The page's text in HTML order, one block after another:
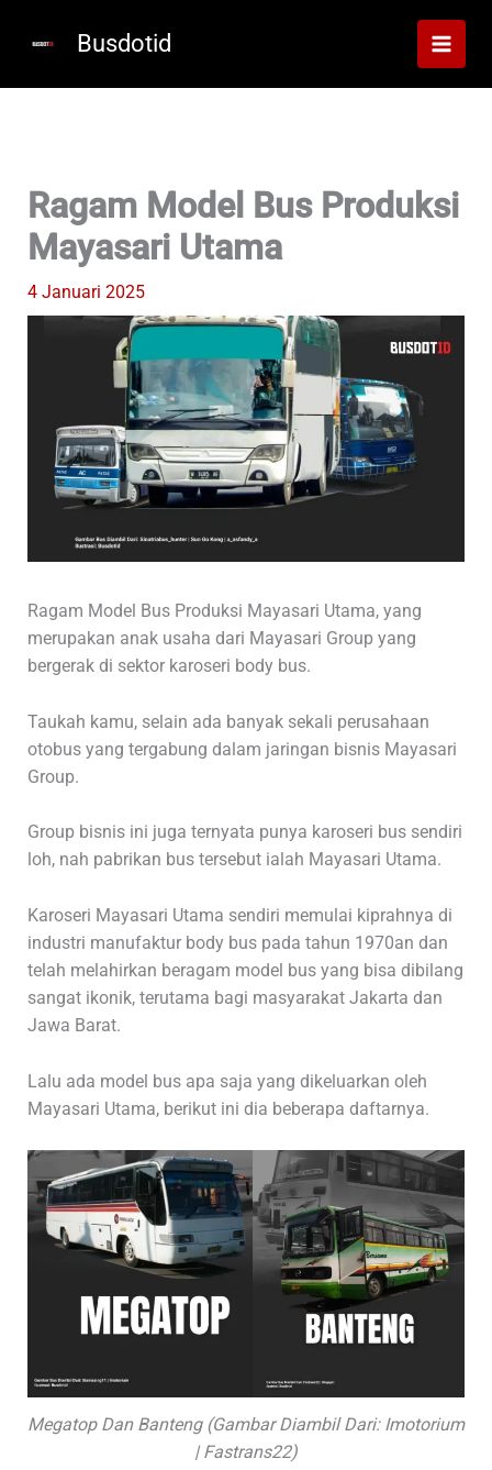
Busdotid
Ragam Model Bus Produksi
Mayasari Utama
4 Januari 2025
Ragam Model Bus Produksi Mayasari Utama, yang
merupakan anak usaha dari Mayasari Group yang
bergerak di sektor karoseri body bus.
Taukah kamu, selain ada banyak sekali perusahaan
otobus yang tergabung dalam jaringan bisnis Mayasari
Group.
Group bisnis ini juga ternyata punya karoseri bus sendiri
loh, nah pabrikan bus tersebut ialah Mayasari Utama.
Karoseri Mayasari Utama sendiri memulai kiprahnya di
industri manufaktur body bus pada tahun 1970an dan
telah melahirkan beragam model bus yang bisa dibilang
sangat ikonik, terutama bagi masyarakat Jakarta dan
Jawa Barat.
Lalu ada model bus apa saja yang dikeluarkan oleh
Mayasari Utama, berikut ini dia beberapa daftarnya.
Megatop Dan Banteng (Gambar Diambil Dari: Imotorium
| Fastrans22)